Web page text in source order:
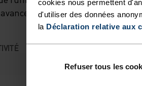
cookies nous permettent
d'utiliser des données
la Déclaration relative aux
Refuser tous les